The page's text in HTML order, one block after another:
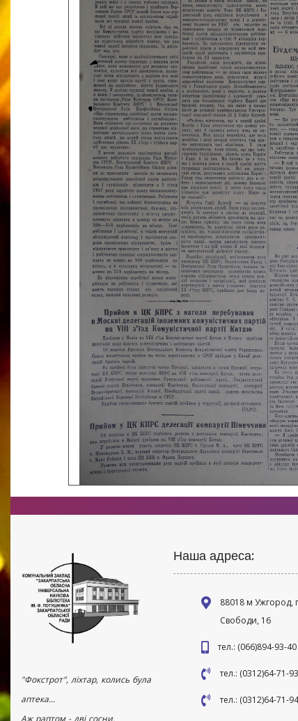
"Фокстрот", ліхтар, колись була
аптека...
Наша адреса:
88018 м Ужгород,
Свободи, 16
тел.: (066)894-93-40
тел.: (0312)64-71-93
тел.: (0312)64-71-94